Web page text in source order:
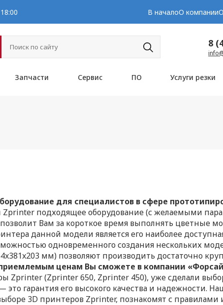
В началоО компании
8
Запчасти Сервис ПО Услуги резки
для специалистов в сфере
подходящее оборудование (с желаемыми
позволит Вам за короткое время выполнять цветные
данной модели является его наиболее
одновременного создания нескольких
мм) позволяют производить достаточно
ценам Вы сможете в компании
Zprinter (Zprinter 650, Zprinter 450), уже сделали
гарантия его высокого качества и надежности.
3D принтеров Zprinter, познакомят с правилами